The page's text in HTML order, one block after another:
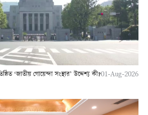
‘জাতীয় গোয়েন্দা সংস্থার’ উদ্দেশ্য কী?01-Aug-2026